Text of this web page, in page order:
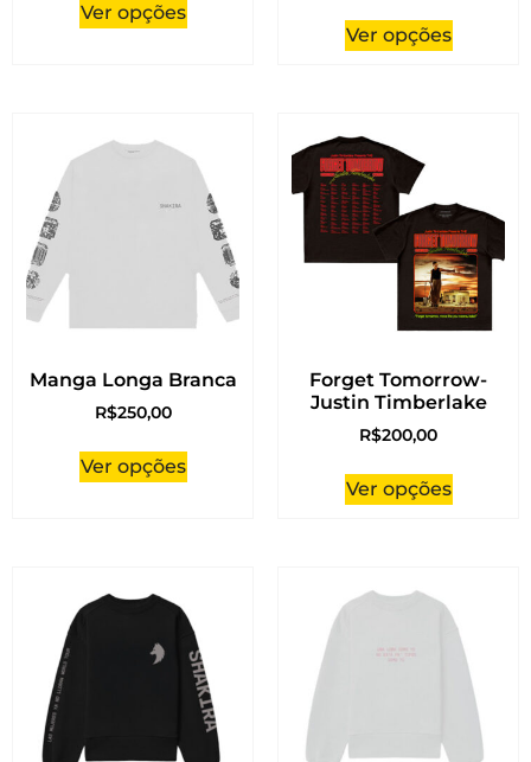
Ver opções
Ver opções
Manga Longa Branca
R$250,00
Ver opções
Forget Tomorrow-
Justin Timberlake
R$200,00
Ver opções